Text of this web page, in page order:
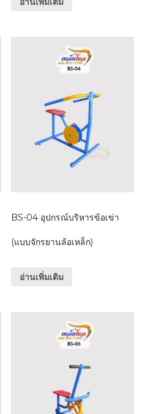
BS-04 อุปกรณ์บริหารข้อเข่า
(แบบจักรยานล้อเหล็ก)
อ่านเพิ่มเติม